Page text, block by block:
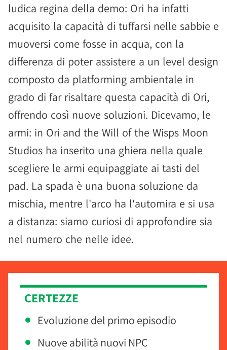
ludica regina della demo: Ori ha infatti
acquisito la capacità di tuffarsi nelle sabbie e
muoversi come fosse in acqua, con la
differenza di poter assistere a un level design
composto da platforming ambientale in
grado di far risaltare questa capacità di Ori,
offrendo così nuove soluzioni. Dicevamo, le
armi: in Ori and the Will of the Wisps Moon
Studios ha inserito una ghiera nella quale
scegliere le armi equipaggiate ai tasti del
pad. La spada è una buona soluzione da
mischia, mentre l'arco ha l'automira e si usa
a distanza: siamo curiosi di approfondire sia
nel numero che nelle idee.
CERTEZZE
Evoluzione del primo episodio
Nuove abilità nuovi NPC